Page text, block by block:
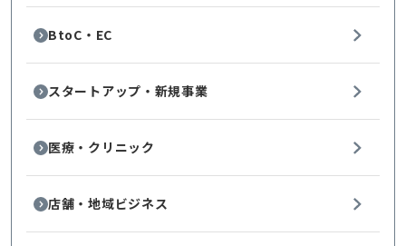
BtoC・EC
スタートアップ・新規事業
医療・クリニック
店舗・地域ビジネス